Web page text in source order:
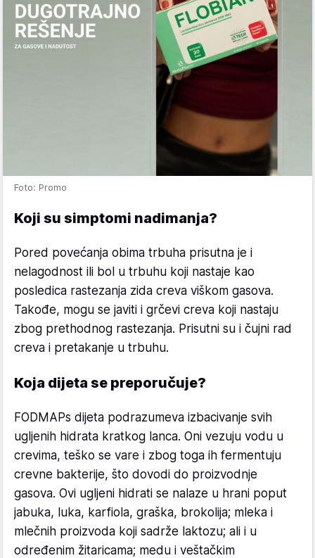
Foto: Promo
Koji su simptomi nadimanja?
Pored povećanja obima trbuha prisutna je i
nelagodnost ili bol u trbuhu koji nastaje kao
posledica rastezanja zida creva viškom gasova.
Takođe, mogu se javiti i grčevi creva koji nastaju
zbog prethodnog rastezanja. Prisutni su i čujni rad
creva i pretakanje u trbuhu.
Koja dijeta se preporučuje?
FODMAPs dijeta podrazumeva izbacivanje svih
ugljenih hidrata kratkog lanca. Oni vezuju vodu u
crevima, teško se vare i zbog toga ih fermentuju
crevne bakterije, što dovodi do proizvodnje
gasova. Ovi ugljeni hidrati se nalaze u hrani poput
jabuka, luka, karfiola, graška, brokolija; mleka i
mlečnih proizvoda koji sadrže laktozu; ali i u
određenim žitaricama; medu i veštačkim